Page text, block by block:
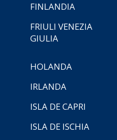
FINLANDIA
FRIULI VENEZIA
GIULIA
HOLANDA
IRLANDA
ISLA DE CAPRI
ISLA DE ISCHIA